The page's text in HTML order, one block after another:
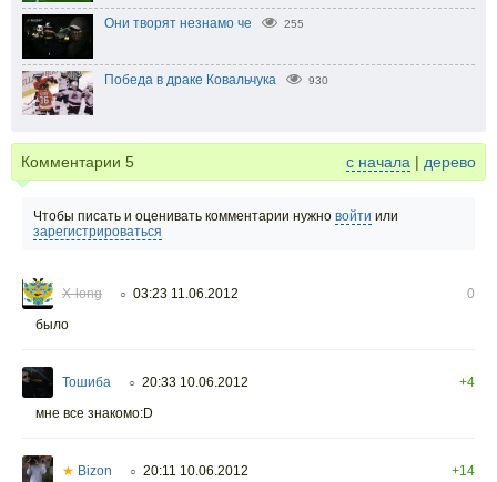
Они творят незнамо че 255
Победа в драке Ковальчука 930
Комментарии 5 с начала | дерево
Чтобы писать и оценивать комментарии нужно войти или
зарегистрироваться
X-long ○ 03:23 11.06.2012
0
было
Тошиба ○ 20:33 10.06.2012
+4
мне все знакомо:D
★ Bizon ○ 20:11 10.06.2012
+14